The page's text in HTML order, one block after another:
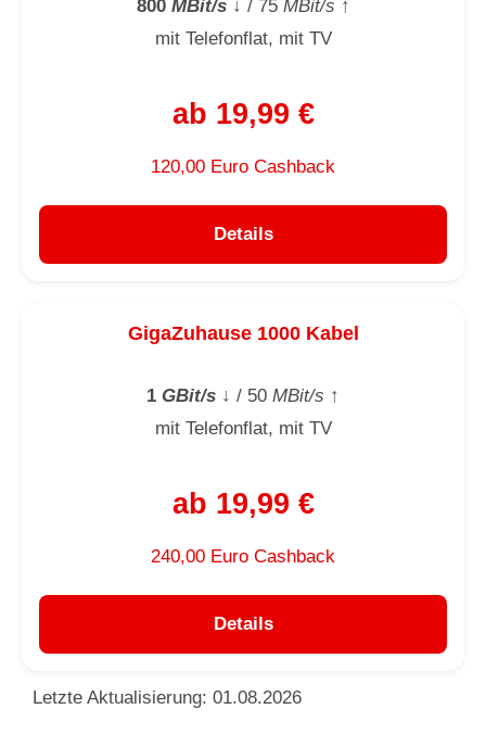
800MBit/s↓ / 75MBit/s ↑
mit Telefonflat, mit TV
ab 19,99 €
120,00 Euro Cashback
Details
GigaZuhause 1000 Kabel
1 GBit/s ↓ / 50 MBit/s ↑
mit Telefonflat, mit TV
ab 19,99 €
240,00 Euro Cashback
Details
Letzte Aktualisierung: 01.08.2026